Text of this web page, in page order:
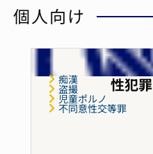
個人向け
性犯罪
痴漢
盗撮
児童ポルノ
不同意性交等罪